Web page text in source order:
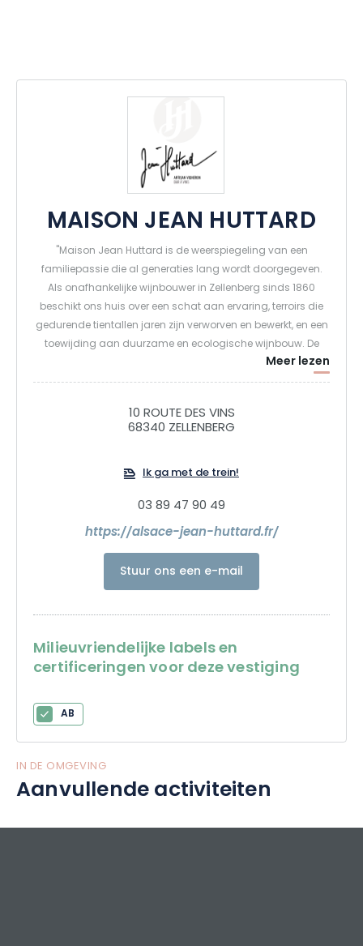
MAISON JEAN HUTTARD
"Maison Jean Huttard is de weerspiegeling van een
familiepassie die al generaties lang wordt doorgegeven.
Als onafhankelijke wijnbouwer in Zellenberg sinds 1860
beschikt ons huis over een schat aan ervaring, terroirs die
gedurende tientallen jaren zijn verworven en bewerkt, en een
toewijding aan duurzame en ecologische wijnbouw. De
nieuwe impuls is gegeven door Antoine en Hélène, broer en
zus, die gepassioneerd zijn door terroirwijnen en respect
onderdompelen, in het hart van de moderne, dynamische
Meer lezen
10 ROUTE DES VINS
68340 ZELLENBERG
Ik ga met de trein!
03 89 47 90 49
https://alsace-jean-huttard.fr/
Stuur ons een e-mail
Milieuvriendelijke labels en
certificeringen voor deze vestiging
AB
IN DE OMGEVING
Aanvullende activiteiten